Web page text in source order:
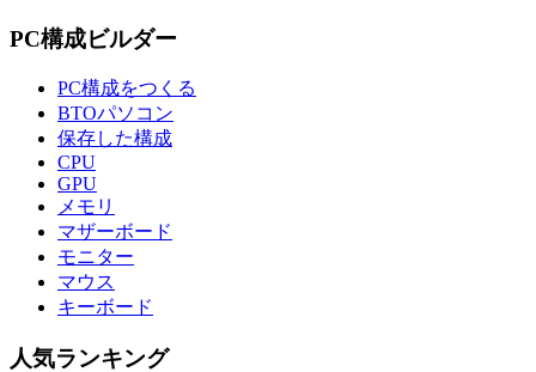
PC構成ビルダー
PC構成をつくる
BTOパソコン
保存した構成
CPU
GPU
メモリ
マザーボード
モニター
マウス
キーボード
人気ランキング